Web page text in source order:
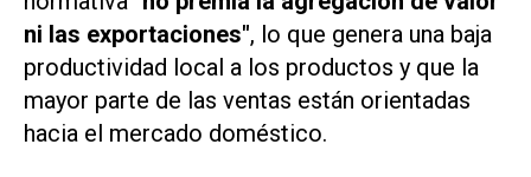
ni las exportaciones", lo que genera una baja
productividad local a los productos y que la
mayor parte de las ventas están orientadas
hacia el mercado doméstico.